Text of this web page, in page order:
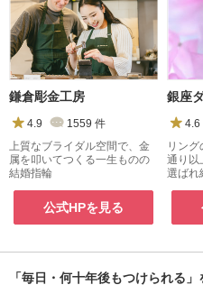
鎌倉彫金工房
4.9 1559 件
上質なブライダル空間で、金
属を叩いてつくる一生ものの
結婚指輪
公式HPを見る
4.6
リン
通り以
選ばれ
「毎日・何十年後もつけられる